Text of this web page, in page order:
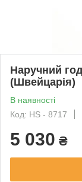
Наручний
(Швейцарія)
В наявності
Код: HS - 8717
5 030 ₴